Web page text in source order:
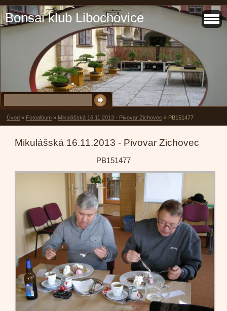
Bonsai klub Libochovice
Úvod » Fotoalbum » Mikulášská 16.11.2013 - Pivovar Zichovec » PB151477
Mikulášská 16.11.2013 - Pivovar Zichovec
PB151477